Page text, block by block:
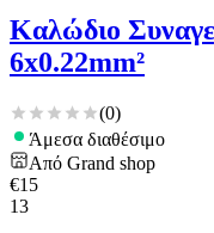
Καλώδιο
6x0.22mm²
(0)
Άμεσα διαθέσιμο
Από Grand shop
€15
13